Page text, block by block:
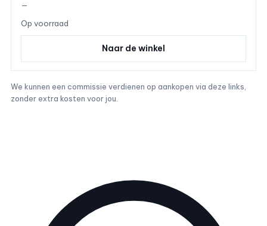
—
Op voorraad
Naar de winkel
We kunnen een commissie verdienen op aankopen via deze links,
zonder extra kosten voor jou.